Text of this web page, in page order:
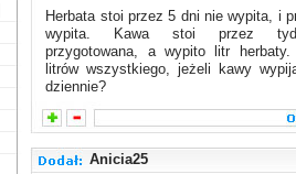
Herbata stoi przez 5 dni nie wypita, i
wypita. Kawa stoi przez
przygotowana, a wypito litr
litrów wszystkiego, jeżeli kawy
dziennie?
Anicia25